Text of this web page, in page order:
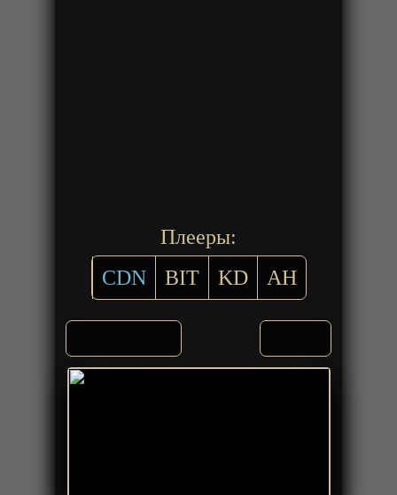
Плееры:
CDN
BIT KD AH